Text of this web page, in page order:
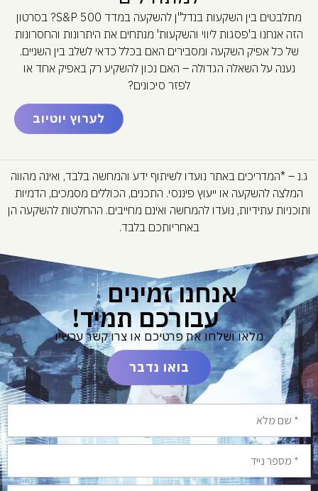
מתלבטים בין השקעות בנדל"ן להשקעה במדד S&P 500? בסרטון
הזה אנחנו ב'פסגות ליווי והשקעות' מנתחים את היתרונות והחסרונות
של כל אפיק השקעה ומסבירים האם בכלל כדאי לשלב בין השניים.
נענה על השאלה הגדולה – האם נכון להשקיע רק באפיק אחד או
לפזר סיכונים?
לערוץ יוטיוב
ג.נ – *המדריכים באתר נועדו לשיתוף ידע והמחשה בלבד, ואינה מהווה
המלצה להשקעה או ייעוץ פיננסי. התכנים, הכוללים מסמכים, הדמיות
ותוכניות עתידיות, נועדו להמחשה ואינם מחייבים. ההחלטות להשקעה הן
באחריותכם בלבד.
אנחנו זמינים
עבורכם תמיד!
מלאו ושלחו את פרטיכם או צרו קשר עכשיו
בואו נדבר